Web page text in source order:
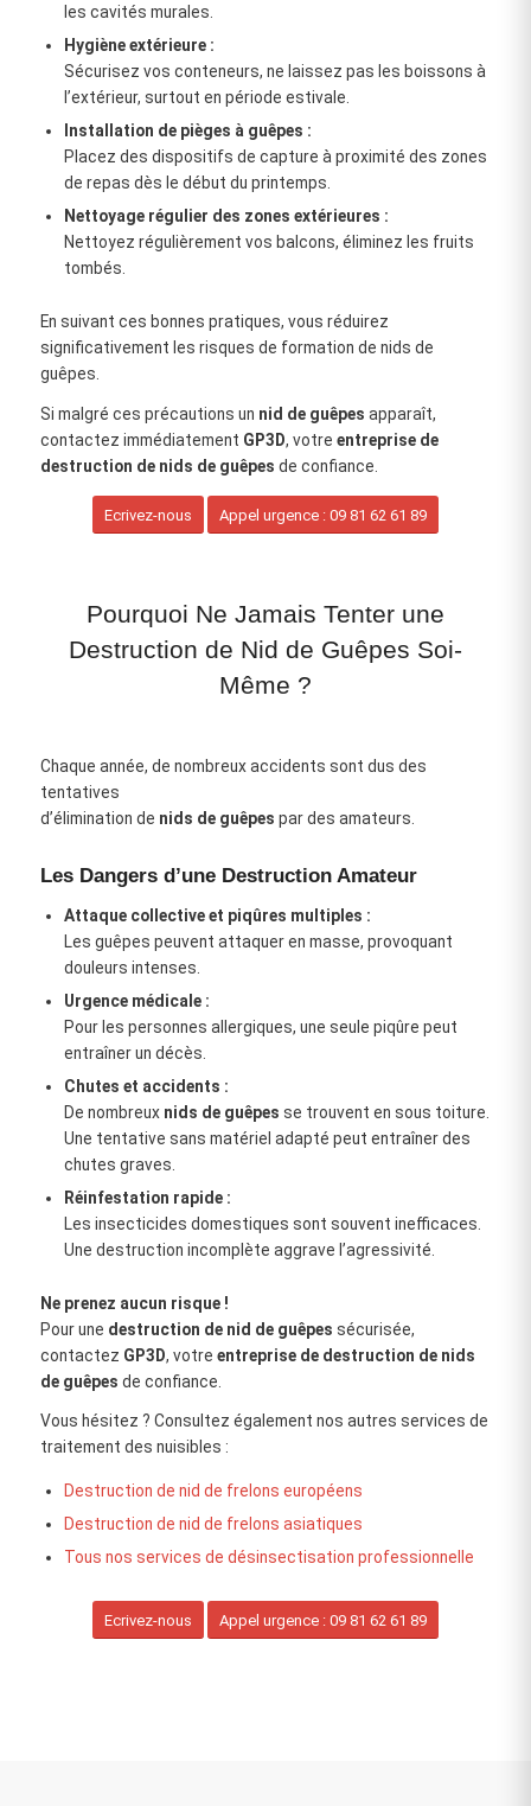
les cavités murales.
Hygiène extérieure :
Sécurisez vos conteneurs, ne laissez pas les boissons à
l’extérieur, surtout en période estivale.
Installation de pièges à guêpes :
Placez des dispositifs de capture à proximité des zones
de repas dès le début du printemps.
Nettoyage régulier des zones extérieures :
Nettoyez régulièrement vos balcons, éliminez les fruits
tombés.
En suivant ces bonnes pratiques, vous réduirez
significativement les risques de formation de nids de
guêpes.
Si malgré ces précautions un nid de guêpes apparaît,
contactez immédiatement GP3D, votre entreprise de
destruction de nids de guêpes de confiance.
Ecrivez-nous Appel urgence : 09 81 62 61 89
Pourquoi Ne Jamais Tenter une
Destruction de Nid de Guêpes Soi-
Même ?
Chaque année, de nombreux accidents sont dus des
tentatives
d’élimination de nids de guêpes par des amateurs.
Les Dangers d’une Destruction Amateur
Attaque collective et piqûres multiples :
Les guêpes peuvent attaquer en masse, provoquant
douleurs intenses.
Urgence médicale :
Pour les personnes allergiques, une seule piqûre peut
entraîner un décès.
Chutes et accidents :
De nombreux nids de guêpes se trouvent en sous toiture.
Une tentative sans matériel adapté peut entraîner des
chutes graves.
Réinfestation rapide :
Les insecticides domestiques sont souvent inefficaces.
Une destruction incomplète aggrave l’agressivité.
Ne prenez aucun risque !
Pour une destruction de nid de guêpes sécurisée,
contactez GP3D, votre entreprise de destruction de nids
de guêpes de confiance.
Vous hésitez ? Consultez également nos autres services de
traitement des nuisibles :
Destruction de nid de frelons européens
Destruction de nid de frelons asiatiques
Tous nos services de désinsectisation professionnelle
Ecrivez-nous Appel urgence : 09 81 62 61 89